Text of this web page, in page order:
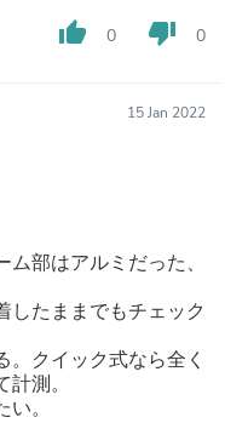
thumb_up 0 thumb_down 0
15 Jan 2022
部はアルミだった、
したままでもチェック
クイック式なら全く
測。
。